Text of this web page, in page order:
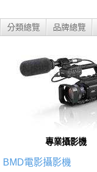
分類總覽 品牌總覽
專業攝影機
BMD電影攝影機